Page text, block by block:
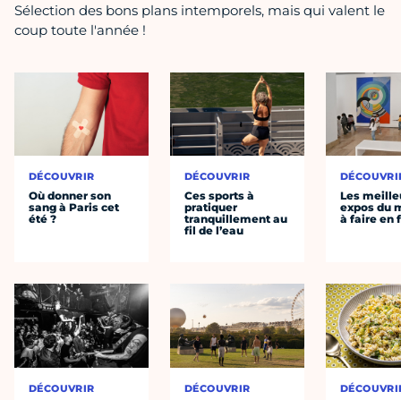
Sélection des bons plans intemporels, mais qui valent le
coup toute l'année !
DÉCOUVRIR
Où donner son
sang à Paris cet
été ?
DÉCOUVRIR
DÉCOUVRIR
Ces sports à
pratiquer
tranquillement au
fil de l’eau
DÉCOUVRIR
Les
expos du
à faire en